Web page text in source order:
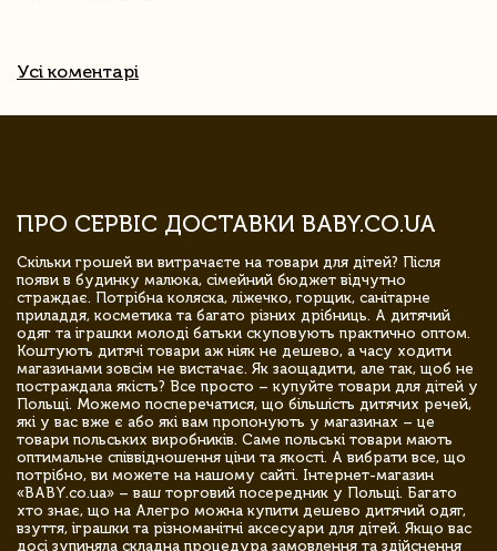
Усі коментарі
ПРО СЕРВІС ДОСТАВКИ BABY.CO.UA
Скільки грошей ви витрачаєте на товари для дітей? Після
появи в будинку малюка, сімейний бюджет відчутно
страждає. Потрібна коляска, ліжечко, горщик, санітарне
приладдя, косметика та багато різних дрібниць. А дитячий
одяг та іграшки молоді батьки скуповують практично оптом.
Коштують дитячі товари аж ніяк не дешево, а часу ходити
магазинами зовсім не вистачає. Як заощадити, але так, щоб не
постраждала якість? Все просто – купуйте товари для дітей у
Польщі. Можемо посперечатися, що більшість дитячих речей,
які у вас вже є або які вам пропонують у магазинах – це
товари польських виробників. Саме польські товари мають
оптимальне співвідношення ціни та якості. А вибрати все, що
потрібно, ви можете на нашому сайті. Інтернет-магазин
«BABY.co.ua» – ваш торговий посередник у Польщі. Багато
хто знає, що на Алегро можна купити дешево дитячий одяг,
взуття, іграшки та різноманітні аксесуари для дітей. Якщо вас
досі зупиняла складна процедура замовлення та здійснення